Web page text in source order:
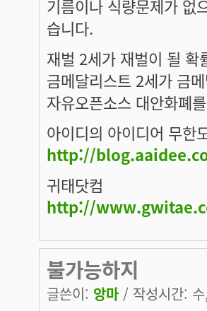
기름이나 식량문제가 없
습니다.
재벌 2세가 재벌이 될 확
금메달리스트 2세가 금
자유오픈소스 대안화폐
아이디의 아이디어 무한
http://
귀태닷컴
http://
불가능하지
글쓴이: 앙마 / 작성시간: